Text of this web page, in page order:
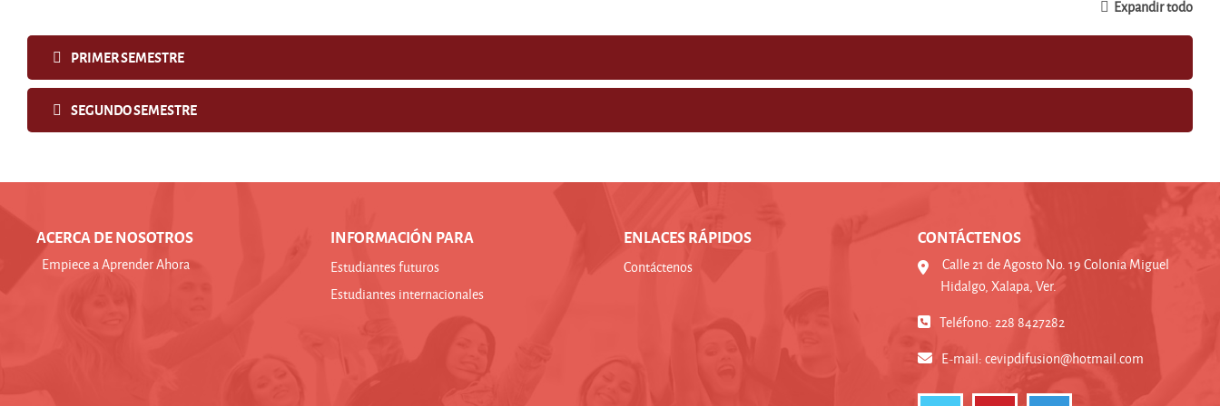
Expandir todo
PRIMER SEMESTRE
SEGUNDO SEMESTRE
ACERCA DE NOSOTROS
Empiece a Aprender Ahora
INFORMACIÓN PARA
Estudiantes futuros
Estudiantes internacionales
ENLACES RÁPIDOS
Contáctenos
CONTÁCTENOS
Calle 21 de Agosto No. 19 Colonia Miguel
Hidalgo, Xalapa, Ver.
Teléfono: 228 8427282
E-mail:cevipdifusion@hotmail.com